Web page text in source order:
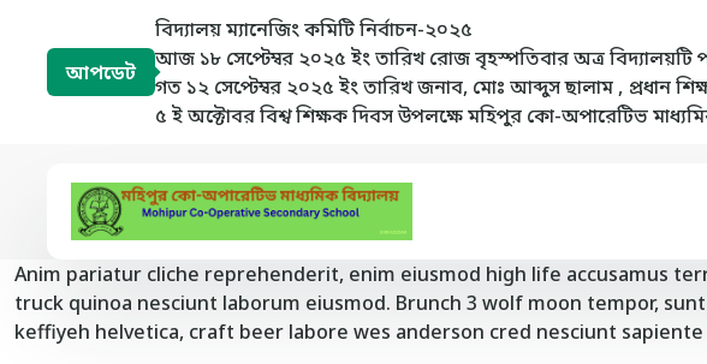
আপডেট
বিদ্যালয় ম্যানেজিং কমিটি নির্বাচন-২০২৫
আজ ১৮ সেপ্টেম্বর ২০২৫ ইং তারিখ রোজ বৃহস্পতিবার অত্র বিদ্যালয়টি
গত ১২ সেপ্টেম্বর ২০২৫ ইং তারিখ জনাব, মোঃ আব্দুস ছালাম , প্রধান
৫ ই অক্টোবর বিশ্ব শিক্ষক দিবস উপলক্ষে মহিপুর কো-অপারেটিভ
Anim pariatur cliche reprehenderit, enim eiusmod high life accusamus
truck quinoa nesciunt laborum eiusmod. Brunch 3 wolf moon tempor,
keffiyeh helvetica, craft beer labore wes anderson cred nesciunt